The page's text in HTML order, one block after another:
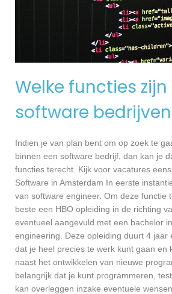
Welke functies
software
Indien je van plan bent om op zoek te
binnen een software bedrijf, dan kan je
functies terecht. Kijk voor vacatures
Software in Amsterdam In eerste
van software engineer. Om deze functie
beste een HBO opleiding in de richting
eventueel aangevuld met een bachelor
engineering. Deze opleiding duurt 4 jaar
dat je heel precies te werk kunt gaan en
naast het ontwikkelen van nieuwe
belangrijk dat je kunt programmeren,
kan overleggen inzake eventuele